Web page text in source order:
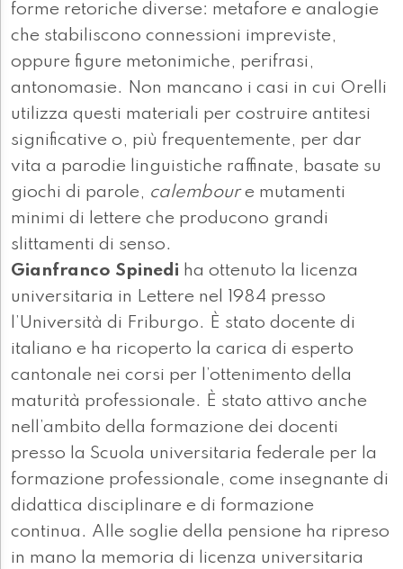
forme retoriche diverse: metafore e analogie
che stabiliscono connessioni impreviste,
oppure figure metonimiche, perifrasi,
antonomasie. Non mancano i casi in cui Orelli
utilizza questi materiali per costruire antitesi
significative o, più frequentemente, per dar
vita a parodie linguistiche raffinate, basate su
giochi di parole, calemboure mutamenti
minimi di lettere che producono grandi
slittamenti di senso.
Gianfranco Spinedi ha ottenuto la licenza
universitaria in Lettere nel 1984 presso
l’Università di Friburgo. È stato docente di
italiano e ha ricoperto la carica di esperto
cantonale nei corsi per l’ottenimento della
maturità professionale. È stato attivo anche
nell’ambito della formazione dei docenti
presso la Scuola universitaria federale per la
formazione professionale, come insegnante di
didattica disciplinare e di formazione
continua. Alle soglie della pensione ha ripreso
in mano la memoria di licenza universitaria